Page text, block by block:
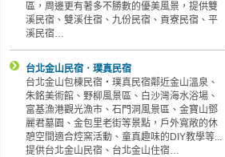
區，周邊更有著多不勝數的優美風景，提供雙
溪民宿、雙溪住宿、九份民宿、貢寮民宿、平
溪民宿…
台北金山民宿．璞真民宿
台北金山包棟民宿‧璞真民宿鄰近金山溫泉、
朱銘美術館、野柳風景區、白沙灣海水浴場、
富基漁港觀光漁市、石門洞風景區、金寶山鄧
麗君墓園、金包里老街等景點，戶外寬敞的休
憩空間適合焢窯活動、童真趣味的DIY教學等...
提供台北金山民宿、台北金山住宿…